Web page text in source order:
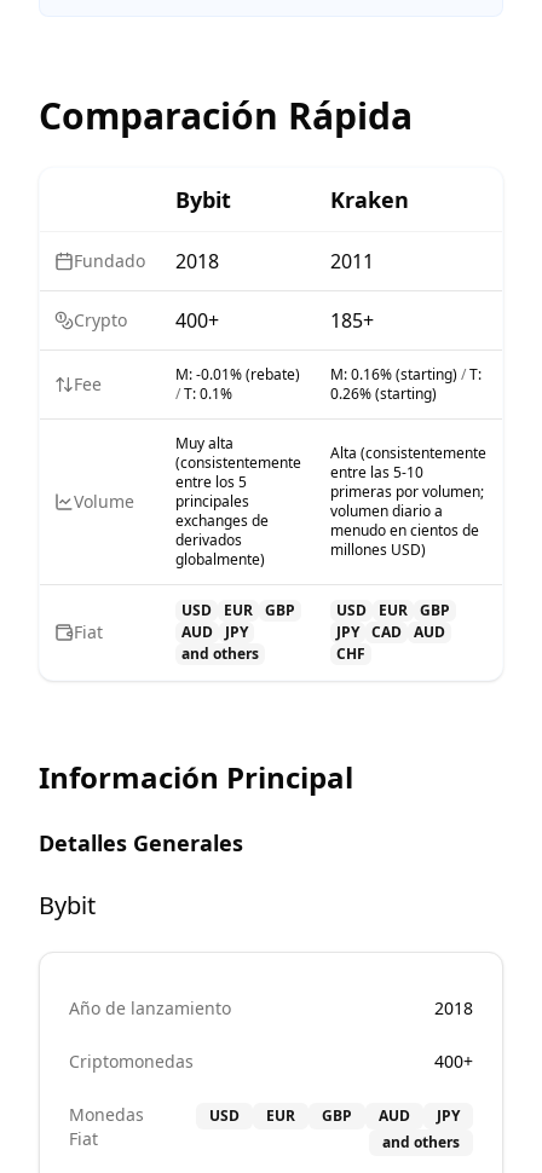
Comparación Rápida
Bybit Kraken
Fundado 2018 2011
Crypto 400+ 185+
Fee M:-0.01% (rebate)
/T:0.1%
M:0.16% (starting)/T:
0.26% (starting)
Volume
Muy alta
(consistentemente
entre los 5
principales
exchanges de
derivados
globalmente)
Alta (consistentemente
entre las 5-10
primeras por volumen;
volumen diario a
menudo en cientos de
millones USD)
Fiat
USD EUR GBP
AUD
JPY
and others
USD EUR GBP
JPY CAD AUD
CHF
Información Principal
Detalles Generales
Bybit
Año de lanzamiento 2018
Criptomonedas 400+
Monedas
Fiat
USD EUR GBP AUD
JPY
and others